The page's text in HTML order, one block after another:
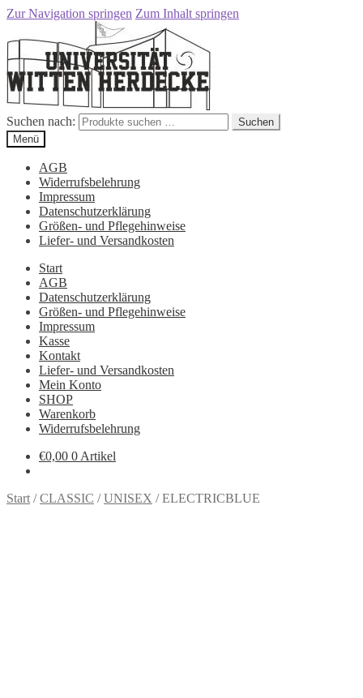
Zur Navigation springen Zum Inhalt springen
Suchen nach:
Suchen
Menü
AGB
Widerrufsbelehrung
Impressum
Datenschutzerklärung
Größen- und Pflegehinweise
Liefer- und Versandkosten
Start
AGB
Datenschutzerklärung
Größen- und Pflegehinweise
Impressum
Kasse
Kontakt
Liefer- und Versandkosten
Mein Konto
SHOP
Warenkorb
Widerrufsbelehrung
€0,00 0 Artikel
Start /CLASSIC /UNISEX /ELECTRICBLUE